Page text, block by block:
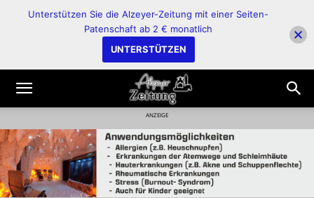
ANZEIGE
Unterstützen Sie die Alzeyer-Zeitung mit einer Seiten-
Patenschaft ab 2 € monatlich
UNTERSTÜTZEN